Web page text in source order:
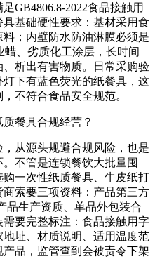
GB4806.8-2022食品接触用
基础硬性要求：基材采用食
；内壁防水防油淋膜必须是
、劣质化工涂层，长时间
析出有害物质。日常采购验
下有蓝色荧光的纸餐具，这
不符合食品安全规范。
从源头规避合规风险，也是
不管是连锁餐饮大批量囤
一次性纸质餐具、牛皮纸打
索要三项资料：产品第三方
品生产资质、单品外包装合
要完整标注：食品接触用字
址、材质说明、适用温度范
品，监管查到会被责令下架